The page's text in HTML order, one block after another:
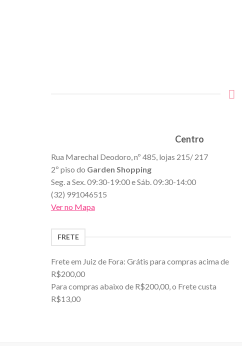
Centro
Rua Marechal Deodoro, nº 485, lojas 215/ 217
2º piso do Garden Shopping
Seg. a Sex. 09:30-19:00 e Sáb. 09:30-14:00
(32) 991046515
Ver no Mapa
FRETE
Frete em Juiz de Fora: Grátis para compras acima de
R$200,00
Para compras abaixo de R$200,00, o Frete custa
R$13,00